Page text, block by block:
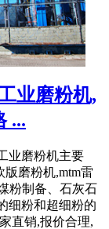
业磨粉机,
...
业磨粉机主要
版磨粉机,mtm雷
粉制备、石灰石
细粉和超细粉的
直销,报价合理,